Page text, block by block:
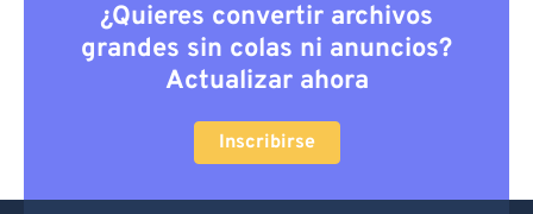
¿Quieres convertir archivos
grandes sin colas ni anuncios?
Actualizar ahora
Inscribirse